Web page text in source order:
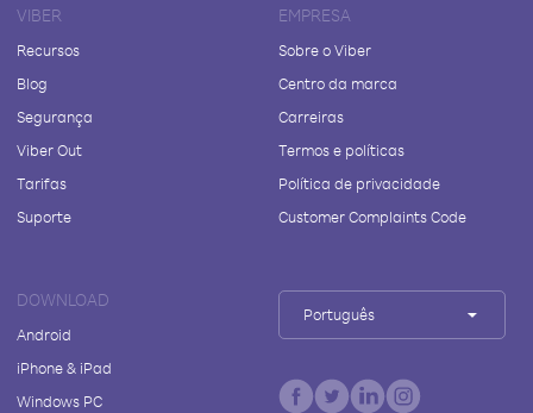
VIBER
Recursos
Blog
Segurança
Viber Out
Tarifas
Suporte
EMPRESA
Sobre o Viber
Centro da marca
Carreiras
Termos e políticas
Política de privacidade
Customer Complaints Code
DOWNLOAD
Android
iPhone & iPad
Windows PC
Português